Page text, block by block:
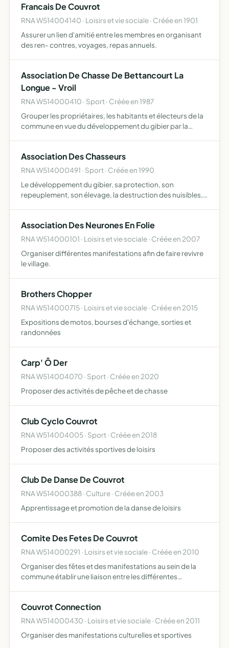
Francais De Couvrot
RNA W514004140 · Loisirs et vie sociale · Créée en 1901
Assurer un lien d'amitié entre les membres en organisant
des ren- contres, voyages, repas annuels.
Association De Chasse De Bettancourt La
Longue - Vroil
RNA W514000410 · Sport · Créée en 1987
Grouper les propriétaires, les habitants et électeurs de la
commune en vue du développement du gibier par la
Association Des Chasseurs
RNA W514000491 · Sport · Créée en 1990
Le développement du gibier, sa protection, son
repeuplement, son élevage, la destruction des nuisibles,
possèdera…
Association Des Neurones En Folie
RNA W514000101 · Loisirs et vie sociale · Créée en 2007
Organiser différentes manifestations afin de faire revivre
le village.
Brothers Chopper
RNA W514000715 · Loisirs et vie sociale · Créée en 2015
Expositions de motos, bourses d'échange, sorties et
randonnées
Carp' Ô Der
RNA W514004070 · Sport · Créée en 2020
Proposer des activités de pêche et de chasse
Club Cyclo Couvrot
RNA W514004005 · Sport · Créée en 2018
Proposer des activités sportives de loisirs
Club De Danse De Couvrot
RNA W514000388 · Culture · Créée en 2003
Apprentissage et promotion de la danse de loisirs
Comite Des Fetes De Couvrot
RNA W514000291 · Loisirs et vie sociale · Créée en 2010
Organiser des fêtes et des manifestations au sein de la
commune établir une liaison entre les différentes
organisées d…
Couvrot Connection
RNA W514000430 · Loisirs et vie sociale · Créée en 2011
Organiser des manifestations culturelles et sportives